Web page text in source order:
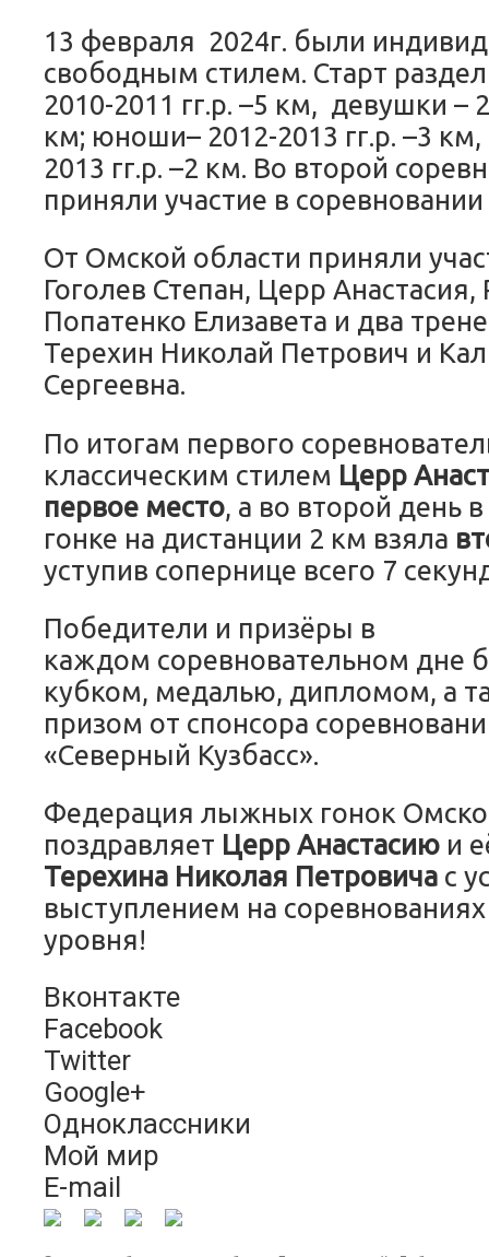
13 февраля 2024г. были
свободным стилем. Старт
2010-2011 гг.р. –5 км, девушки –
км; юноши– 2012-2013 гг.р. –3
2013 гг.р. –2 км. Во второй
приняли участие в
От Омской области приняли
Гоголев Степан, Церр Анастасия,
Попатенко Елизавета и два
Терехин Николай Петрович и
Сергеевна.
По итогам первого
классическим стилем Церр
первое место, а во второй день
гонке на дистанции 2 км взяла
уступив сопернице всего 7
Победители и призёры в
каждом соревновательном дне
кубком, медалью, дипломом, а
призом от спонсора
«Северный Кузбасс».
Федерация лыжных гонок
поздравляет Церр Анастасию и
Терехина Николая Петровича с
выступлением на соревнованиях
уровня!
Вконтакте
Facebook
Twitter
Google+
Одноклассники
Мой мир
E-mail